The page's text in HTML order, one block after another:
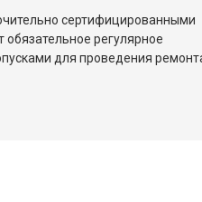
сертифицированными
регулярное
для проведения